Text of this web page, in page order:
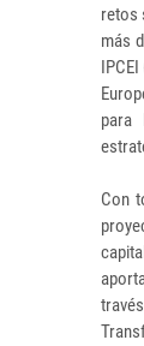
retos
más
para
Con